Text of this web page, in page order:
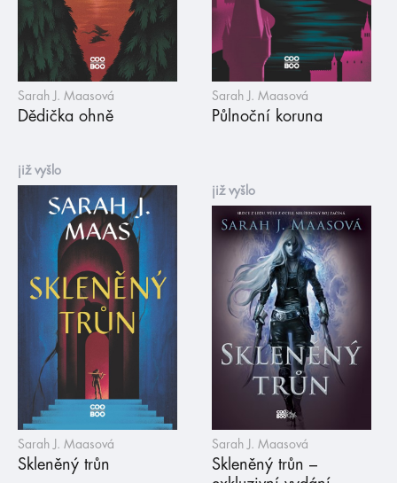
Sarah J. Maasová
Dědička ohně
Sarah J. Maasová
Půlnoční koruna
již vyšlo
Sarah J. Maasová
Skleněný trůn
již vyšlo
Sarah J. Maasová
Skleněný trůn –